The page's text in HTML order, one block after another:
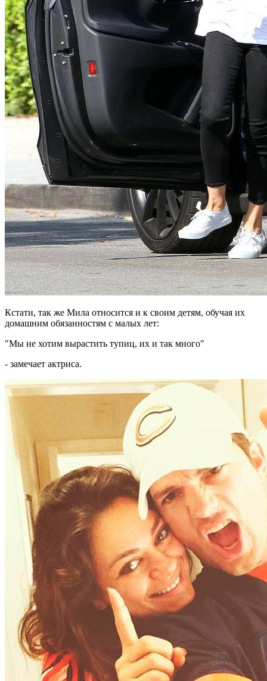
Кстати, так же Мила относится и к своим детям, обучая их
домашним обязанностям с малых лет:
"Мы не хотим вырастить тупиц, их и так много"
- замечает актриса.